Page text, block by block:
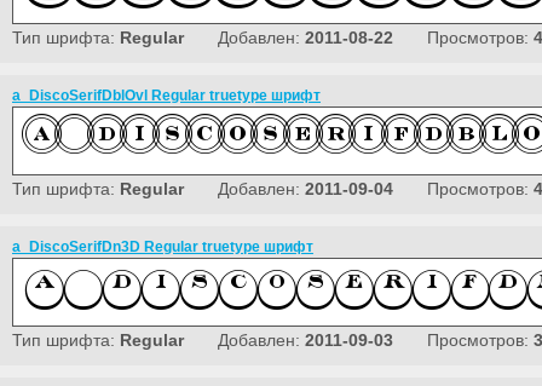
Тип шрифта: RegularДобавлен: 2011-08-22 Просмотров:
a_DiscoSerifDblOvl Regular truetype шрифт
Тип шрифта: RegularДобавлен: 2011-09-04 Просмотров:
a_DiscoSerifDn3D Regular truetype шрифт
Тип шрифта: RegularДобавлен: 2011-09-03 Просмотров: